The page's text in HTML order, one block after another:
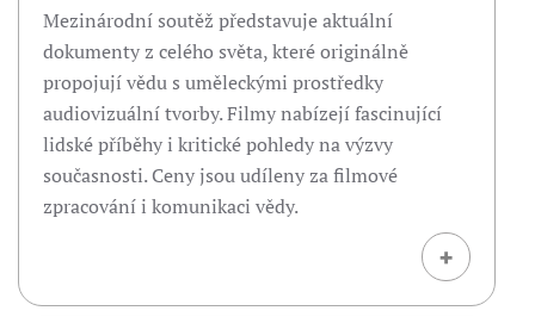
Mezinárodní soutěž představuje aktuální
dokumenty z celého světa, které originálně
propojují vědu s uměleckými prostředky
audiovizuální tvorby. Filmy nabízejí fascinující
lidské příběhy i kritické pohledy na výzvy
současnosti. Ceny jsou udíleny za filmové
zpracování i komunikaci vědy.
+